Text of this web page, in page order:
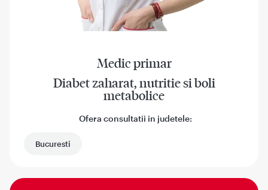
Medic primar
Diabet zaharat, nutritie si boli
metabolice
Ofera consultatii in judetele:
Bucuresti